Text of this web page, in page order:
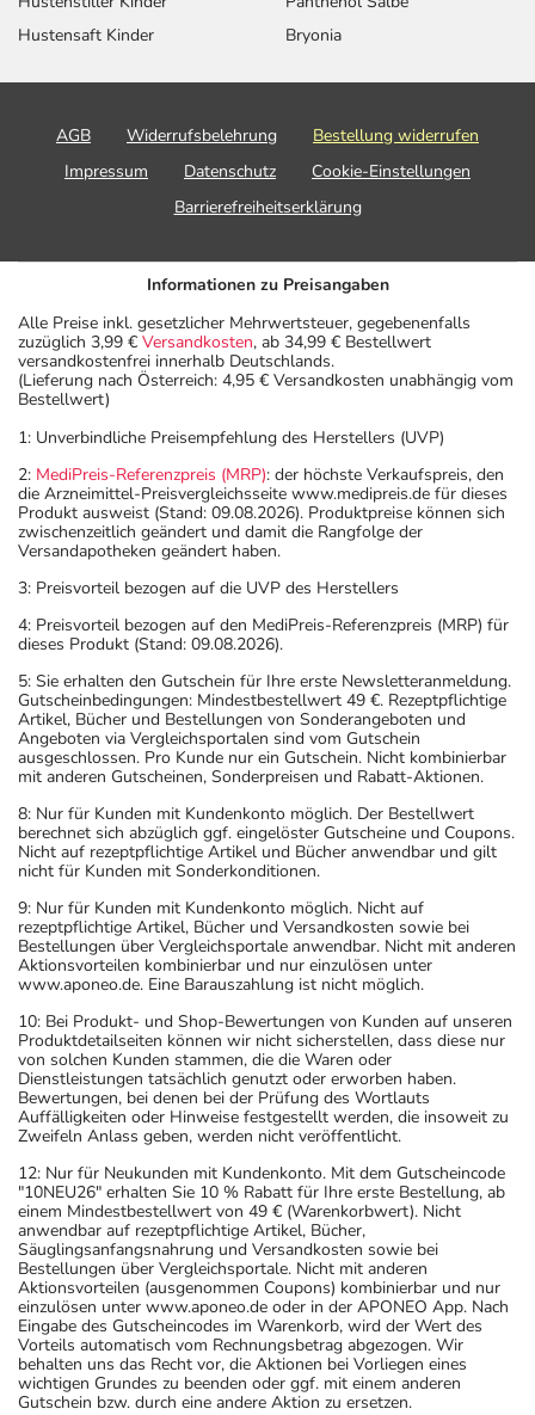
Aufbewahrung
Wichtige Hinweise
Was sollten Sie beachten?
bestimmungsgemäßem Gebrauch beeinträchtigt sein.
Achten Sie vor allem darauf, wenn Sie am Straßenverkehr
mit denen Sie sich verletzen können.
- Der Urin kann verfärbt werden.
- Vorsicht: Patienten mit Engwinkelglaukom haben ein
erhöhtes Risiko - besonderes im akuten Anfall.
- Durch plötzliches Absetzen können Probleme oder
Beschwerden auftreten. Deshalb sollte die Behandlung
langsam, das heißt mit einem schrittweisen
Ausschleichen der Dosis, beendet werden. Lassen Sie
sich dazu am besten von Ihrem Arzt oder Apotheker
beraten.
- Während der Behandlung sind geeignete
schwangerschaftsverhütende Maßnahmen durchzuführen.
- Vorsicht bei Allergie gegen Propylenglykol und ähnliche
Stoffe!
- Vorsicht bei Allergie gegen Polyethylenglykol(PEG)-
haltige Stoffe!
- Vorsicht bei Allergie gegen Farbstoffe (z.B. Chinolingelb
mit der E-Nummer E 104)!
- Es kann Arzneimittel geben, mit denen
Wechselwirkungen auftreten. Sie sollten deswegen
generell vor der Behandlung mit einem neuen
Arzneimittel jedes andere, das Sie bereits anwenden,
dem Arzt oder Apotheker angeben. Das gilt auch für
Arzneimittel, die Sie selbst kaufen, nur gelegentlich
anwenden oder deren Anwendung schon einige Zeit
zurückliegt.
Bitte verwenden Sie dieses Arzneimittel nicht mehr nach
dem auf der Packung oder der Umverpackung
angegebenen Verfallsdatum. Das Verfallsdatum bezieht
sich auf den letzten Tag des angegebenen Monats.
Hustensaft Kinder
Bryonia
AGB Widerrufsbelehrung
Bestellung widerrufen
Impressum
Datenschutz
Cookie-Einstellungen
Barrierefreiheitserklärung
Informationen zu Preisangaben
Alle Preise inkl. gesetzlicher Mehrwertsteuer, gegebenenfalls
zuzüglich 3,99 € Versandkosten, ab 34,99 € Bestellwert
versandkostenfrei innerhalb Deutschlands.
(Lieferung nach Österreich: 4,95 € Versandkosten unabhängig vom
Bestellwert)
1: Unverbindliche Preisempfehlung des Herstellers (UVP)
2: MediPreis-Referenzpreis (MRP): der höchste Verkaufspreis, den
die Arzneimittel-Preisvergleichsseite www.medipreis.de für dieses
Produkt ausweist (Stand: 09.08.2026). Produktpreise können sich
zwischenzeitlich geändert und damit die Rangfolge der
Versandapotheken geändert haben.
3: Preisvorteil bezogen auf die UVP des Herstellers
4: Preisvorteil bezogen auf den MediPreis-Referenzpreis (MRP) für
dieses Produkt (Stand: 09.08.2026).
5: Sie erhalten den Gutschein für Ihre erste Newsletteranmeldung.
Gutscheinbedingungen: Mindestbestellwert 49 €. Rezeptpflichtige
Artikel, Bücher und Bestellungen von Sonderangeboten und
Angeboten via Vergleichsportalen sind vom Gutschein
ausgeschlossen. Pro Kunde nur ein Gutschein. Nicht kombinierbar
mit anderen Gutscheinen, Sonderpreisen und Rabatt-Aktionen.
8: Nur für Kunden mit Kundenkonto möglich. Der Bestellwert
berechnet sich abzüglich ggf. eingelöster Gutscheine und Coupons.
Nicht auf rezeptpflichtige Artikel und Bücher anwendbar und gilt
nicht für Kunden mit Sonderkonditionen.
9: Nur für Kunden mit Kundenkonto möglich. Nicht auf
rezeptpflichtige Artikel, Bücher und Versandkosten sowie bei
Bestellungen über Vergleichsportale anwendbar. Nicht mit anderen
Aktionsvorteilen kombinierbar und nur einzulösen unter
www.aponeo.de. Eine Barauszahlung ist nicht möglich.
10: Bei Produkt- und Shop-Bewertungen von Kunden auf unseren
Produktdetailseiten können wir nicht sicherstellen, dass diese nur
von solchen Kunden stammen, die die Waren oder
Dienstleistungen tatsächlich genutzt oder erworben haben.
Bewertungen, bei denen bei der Prüfung des Wortlauts
Auffälligkeiten oder Hinweise festgestellt werden, die insoweit zu
Zweifeln Anlass geben, werden nicht veröffentlicht.
12: Nur für Neukunden mit Kundenkonto. Mit dem Gutscheincode
"10NEU26" erhalten Sie 10 % Rabatt für Ihre erste Bestellung, ab
einem Mindestbestellwert von 49 € (Warenkorbwert). Nicht
anwendbar auf rezeptpflichtige Artikel, Bücher,
Säuglingsanfangsnahrung und Versandkosten sowie bei
Bestellungen über Vergleichsportale. Nicht mit anderen
Aktionsvorteilen (ausgenommen Coupons) kombinierbar und nur
einzulösen unter www.aponeo.de oder in der APONEO App. Nach
Eingabe des Gutscheincodes im Warenkorb, wird der Wert des
Vorteils automatisch vom Rechnungsbetrag abgezogen. Wir
behalten uns das Recht vor, die Aktionen bei Vorliegen eines
wichtigen Grundes zu beenden oder ggf. mit einem anderen
Gutschein bzw. durch eine andere Aktion zu ersetzen.